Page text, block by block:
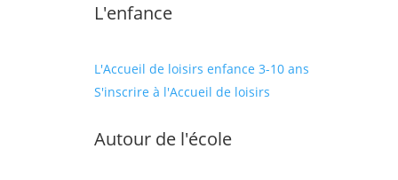
L'enfance
L'Accueil de loisirs enfance 3-10 ans
S'inscrire à l'Accueil de loisirs
Autour de l'école